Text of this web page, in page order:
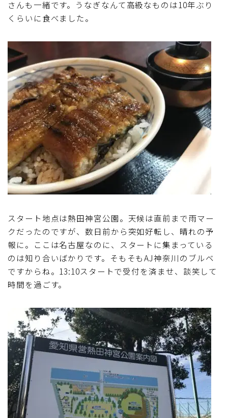
ブルべレポート2014
ブルべレポート2012
さんも一緒です。うなぎなんて高級なものは10年ぶり
くらいに食べました。
スタート地点は熱田神宮公園。天候は直前まで雨マー
クだったのですが、数日前から突如好転し、晴れの予
報に。ここは名古屋なのに、スタートに集まっている
のは知り合いばかりです。そもそもAJ神奈川のブルベ
ですからね。13:10スタートで受付を済ませ、談笑して
時間を過ごす。